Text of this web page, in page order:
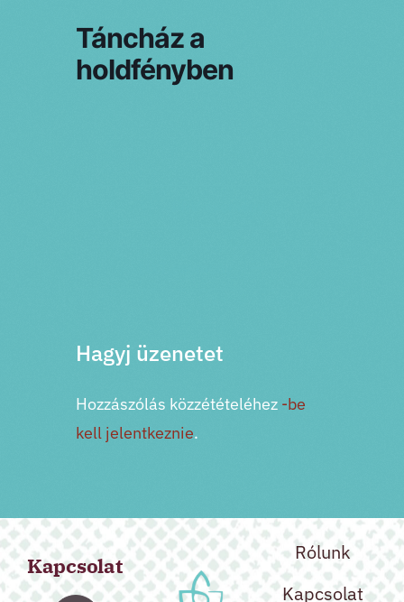
Táncház a
holdfényben
Hagyj üzenetet
Hozzászólás közzétételéhez -be
kell jelentkeznie.
Kapcsolat
Rólunk
Kapcsolat